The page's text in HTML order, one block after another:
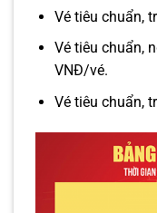
Vé tiêu chuẩn,
Vé tiêu chuẩn,
VNĐ/vé.
Vé tiêu chuẩn,